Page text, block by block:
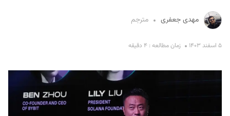
مهدی جعفری مترجم
۵ اسفند ۱۴۰۳ زمان مطالعه : ۴ دقیقه